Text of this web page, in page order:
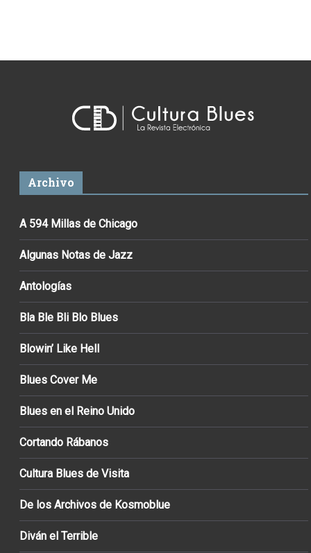
Archivo
A 594 Millas de Chicago
Algunas Notas de Jazz
Antologías
Bla Ble Bli Blo Blues
Blowin’ Like Hell
Blues Cover Me
Blues en el Reino Unido
Cortando Rábanos
Cultura Blues de Visita
De los Archivos de Kosmoblue
Diván el Terrible